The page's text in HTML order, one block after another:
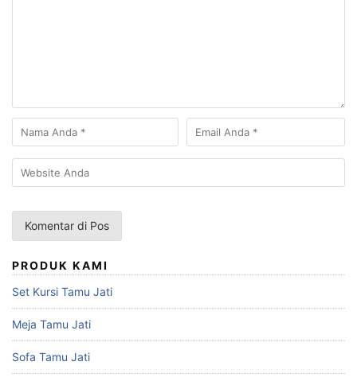
PRODUK KAMI
Set Kursi Tamu Jati
Meja Tamu Jati
Sofa Tamu Jati